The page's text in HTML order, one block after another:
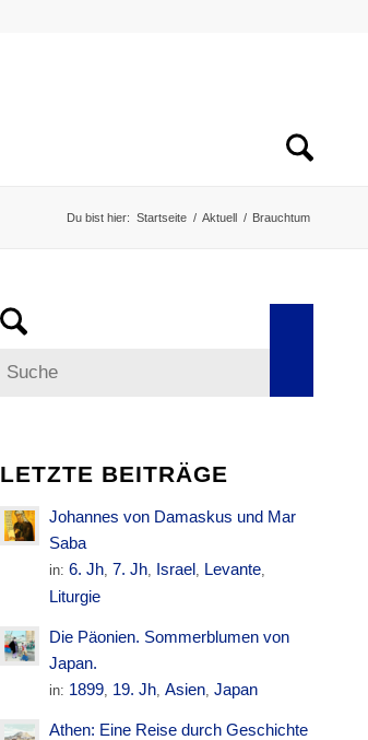
Du bist hier: Startseite / Aktuell / Brauchtum
LETZTE BEITRÄGE
Johannes von Damaskus und Mar
Saba
in:6. Jh, 7. Jh, Israel, Levante,
Liturgie
Die Päonien. Sommerblumen von
Japan.
in: 1899, 19. Jh,Asien,Japan
Athen: Eine Reise durch Geschichte